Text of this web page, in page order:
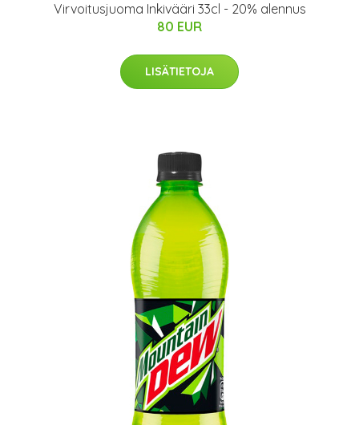
Virvoitusjuoma Inkivääri 33cl - 20% alennus
80 EUR
LISÄTIETOJA